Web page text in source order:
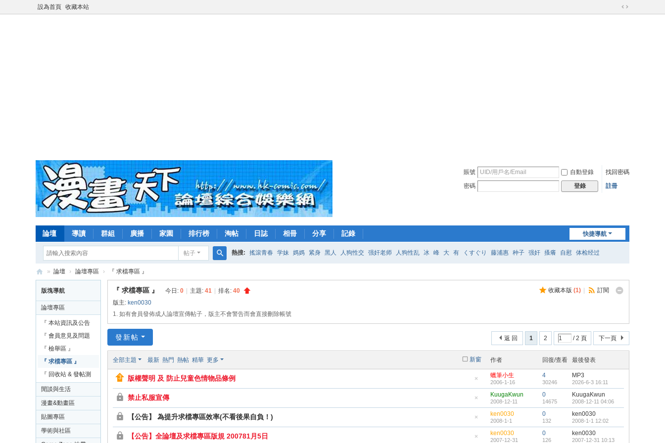
設為首頁 收藏本站
切
賬號 自動登錄
找回密碼
密碼
登錄 註冊
快捷導航
論壇 導讀 群組 廣播 家園 排行榜 淘帖 日誌 相冊 分享 記錄
帖子
索
熱搜: 搖滾青春 学妹 媽媽 紧身 黑人 人狗性交 强奸老师 人狗性乱 冰 峰 大 有 くすぐり 藤浦惠 种子 强奸 搔癢 自慰 体检经过
畫
天
合
娛
樂
網
» 論壇 › 論壇專區 › 『 求檔專區 』
版塊導航
論壇專區
『 本站資訊及公告
區 』
『 會員意見及問題
發表區 』
『 檢舉區 』
『 求檔專區 』
『 回收站 & 發帖測
試區』
閒談與生活
漫畫&動畫區
貼圖專區
學術與社區
收藏本版 (1) 訂閱
『 求檔專區 』 今日: 0 主題: 41 排名: 40
版主: ken0030
1. 如有會員發佈成人論壇宣傳帖子，版主不會警告而會直接刪除帳號
1 2 / 2 頁 下一頁
返 回
發新帖
新窗
全部主題 最新 熱門 熱帖 精華 更多 作者 回復/查看 最後發表
藏
置
帖
版權聲明 及 防止兒童色情物品條例 蠟筆小生
2006-1-16
4
30246
MP3
2026-6-3 16:11
藏
置
帖
禁止私服宣傳 KuugaKwun
2008-12-11
0
14675
KuugaKwun
2008-12-11 04:06
藏
置
【公告】 為提升求檔專區效率(不看後果自負！) ken0030
2008-1-1
0
132
ken0030
2008-1-1 12:02
【公告】全論壇及求檔專區版規 200781月5日 ken0030
2007-12-31
0
126
ken0030
2007-12-31 10:13